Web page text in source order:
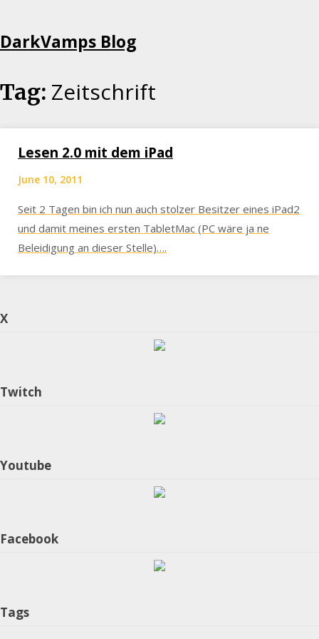
to
DarkVamps Blog
Tag: Zeitschrift
Lesen 2.0 mit dem iPad
June 10, 2011
Seit 2 Tagen bin ich nun auch stolzer Besitzer eines iPad2
und damit meines ersten TabletMac (PC wäre ja ne
Beleidigung an dieser Stelle)….
X
Twitch
Youtube
Facebook
Tags